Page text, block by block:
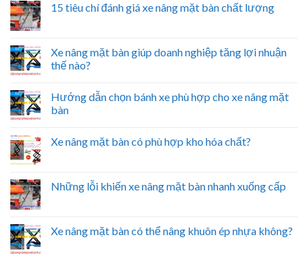
15 tiêu chí đánh giá xe nâng mặt bàn chất lượng
Xe nâng mặt bàn giúp doanh nghiệp tăng lợi nhuận
thế nào?
Hướng dẫn chọn bánh xe phù hợp cho xe nâng mặt
bàn
Xe nâng mặt bàn có phù hợp kho hóa chất?
Những lỗi khiến xe nâng mặt bàn nhanh xuống cấp
Xe nâng mặt bàn có thể nâng khuôn ép nhựa không?